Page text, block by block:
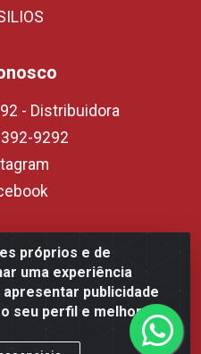
próprios e de
uma experiência
publicidade
seu perfil e melhorar a
- Distribuidora
9292
LTDA - Avenida
Fortaleza/CE - CEP
75